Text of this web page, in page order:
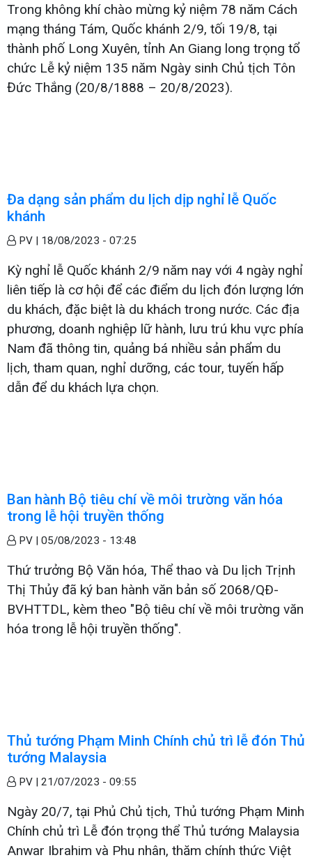
Trong không khí chào mừng kỷ niệm 78 năm Cách
mạng tháng Tám, Quốc khánh 2/9, tối 19/8, tại
thành phố Long Xuyên, tỉnh An Giang long trọng tổ
chức Lễ kỷ niệm 135 năm Ngày sinh Chủ tịch Tôn
Đức Thắng (20/8/1888 – 20/8/2023).
Đa dạng sản phẩm du lịch dịp nghỉ lễ Quốc
khánh
PV | 18/08/2023 - 07:25
Kỳ nghỉ lễ Quốc khánh 2/9 năm nay với 4 ngày nghỉ
liên tiếp là cơ hội để các điểm du lịch đón lượng lớn
du khách, đặc biệt là du khách trong nước. Các địa
phương, doanh nghiệp lữ hành, lưu trú khu vực phía
Nam đã thông tin, quảng bá nhiều sản phẩm du
lịch, tham quan, nghỉ dưỡng, các tour, tuyến hấp
dẫn để du khách lựa chọn.
Ban hành Bộ tiêu chí về môi trường văn hóa
trong lễ hội truyền thống
PV | 05/08/2023 - 13:48
Thứ trưởng Bộ Văn hóa, Thể thao và Du lịch Trịnh
Thị Thủy đã ký ban hành văn bản số 2068/QÐ-
BVHTTDL, kèm theo "Bộ tiêu chí về môi trường văn
hóa trong lễ hội truyền thống".
Thủ tướng Phạm Minh Chính chủ trì lễ đón Thủ
tướng Malaysia
PV | 21/07/2023 - 09:55
Ngày 20/7, tại Phủ Chủ tịch, Thủ tướng Phạm Minh
Chính chủ trì Lễ đón trọng thể Thủ tướng Malaysia
Anwar Ibrahim và Phu nhân, thăm chính thức Việt